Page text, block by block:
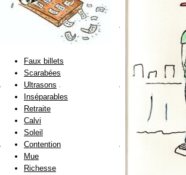
Faux billets
Scarabées
Ultrasons
Inséparables
Retraite
Calvi
Soleil
Contention
Mue
Richesse